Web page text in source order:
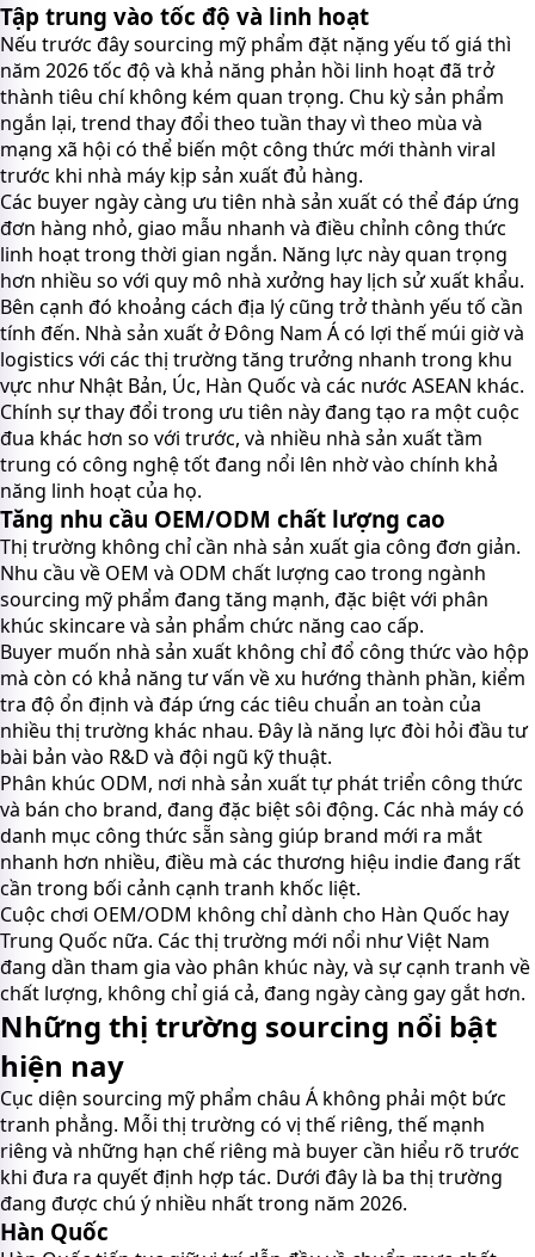
Tập trung vào tốc độ và linh hoạt
Nếu trước đây sourcing mỹ phẩm đặt nặng yếu tố giá thì
năm 2026 tốc độ và khả năng phản hồi linh hoạt đã trở
thành tiêu chí không kém quan trọng. Chu kỳ sản phẩm
ngắn lại, trend thay đổi theo tuần thay vì theo mùa và
mạng xã hội có thể biến một công thức mới thành viral
trước khi nhà máy kịp sản xuất đủ hàng.
Các buyer ngày càng ưu tiên nhà sản xuất có thể đáp ứng
đơn hàng nhỏ, giao mẫu nhanh và điều chỉnh công thức
linh hoạt trong thời gian ngắn. Năng lực này quan trọng
hơn nhiều so với quy mô nhà xưởng hay lịch sử xuất khẩu.
Bên cạnh đó khoảng cách địa lý cũng trở thành yếu tố cần
tính đến. Nhà sản xuất ở Đông Nam Á có lợi thế múi giờ và
logistics với các thị trường tăng trưởng nhanh trong khu
vực như Nhật Bản, Úc, Hàn Quốc và các nước ASEAN khác.
Chính sự thay đổi trong ưu tiên này đang tạo ra một cuộc
đua khác hơn so với trước, và nhiều nhà sản xuất tầm
trung có công nghệ tốt đang nổi lên nhờ vào chính khả
năng linh hoạt của họ.
Tăng nhu cầu OEM/ODM chất lượng cao
Thị trường không chỉ cần nhà sản xuất gia công đơn giản.
Nhu cầu về OEM và ODM chất lượng cao trong ngành
sourcing mỹ phẩm đang tăng mạnh, đặc biệt với phân
khúc skincare và sản phẩm chức năng cao cấp.
Buyer muốn nhà sản xuất không chỉ đổ công thức vào hộp
mà còn có khả năng tư vấn về xu hướng thành phần, kiểm
tra độ ổn định và đáp ứng các tiêu chuẩn an toàn của
nhiều thị trường khác nhau. Đây là năng lực đòi hỏi đầu tư
bài bản vào R&D và đội ngũ kỹ thuật.
Phân khúc ODM, nơi nhà sản xuất tự phát triển công thức
và bán cho brand, đang đặc biệt sôi động. Các nhà máy có
danh mục công thức sẵn sàng giúp brand mới ra mắt
nhanh hơn nhiều, điều mà các thương hiệu indie đang rất
cần trong bối cảnh cạnh tranh khốc liệt.
Cuộc chơi OEM/ODM không chỉ dành cho Hàn Quốc hay
Trung Quốc nữa. Các thị trường mới nổi như Việt Nam
đang dần tham gia vào phân khúc này, và sự cạnh tranh về
chất lượng, không chỉ giá cả, đang ngày càng gay gắt hơn.
Những thị trường sourcing nổi bật
hiện nay
Cục diện sourcing mỹ phẩm châu Á không phải một bức
tranh phẳng. Mỗi thị trường có vị thế riêng, thế mạnh
riêng và những hạn chế riêng mà buyer cần hiểu rõ trước
khi đưa ra quyết định hợp tác. Dưới đây là ba thị trường
đang được chú ý nhiều nhất trong năm 2026.
Hàn Quốc